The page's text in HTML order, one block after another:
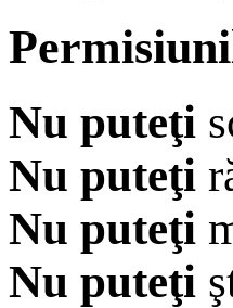
Nu puteţi
Nu puteţi
Nu puteţi
Nu puteţi